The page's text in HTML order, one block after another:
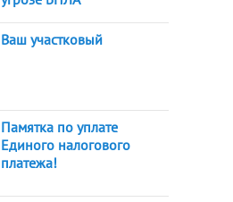
Ваш участковый
Памятка по уплате
Единого налогового
платежа!